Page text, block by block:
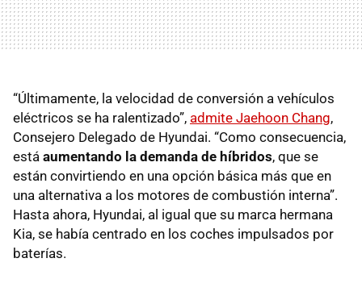
“Últimamente, la velocidad de conversión a vehículos
eléctricos se ha ralentizado”, admite Jaehoon Chang,
Consejero Delegado de Hyundai. “Como consecuencia,
está aumentando la demanda de híbridos, que se
están convirtiendo en una opción básica más que en
una alternativa a los motores de combustión interna”.
Hasta ahora, Hyundai, al igual que su marca hermana
Kia, se había centrado en los coches impulsados por
baterías.